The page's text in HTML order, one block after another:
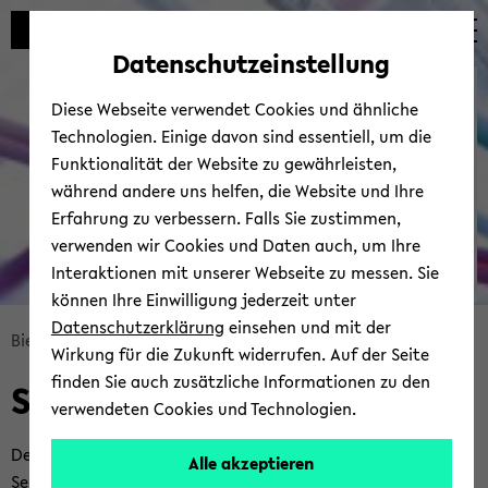
Automatische
vermeiden
skip
main
skip
main
skip
footer
skip
breadcrumb
navigation
to
main
content
Bie­le­fel­der IT-​Servicezentrum Ser­vices
Servicezentrum
© Uni­ver­si­tät Bie­le­feld | BITS
Ser­vices vom BITS
Der um­fang­rei­che Ser­vice­ka­ta­log des Bie­le­fel­der IT-​
Servicezentrums mit allen an­ge­bo­te­nen und er­brach­ten IT-​
Datenschutzeinstellung
Diese Webseite verwendet Cookies und ähnliche
Technologien. Einige davon sind essentiell, um die
Funktionalität der Website zu gewährleisten,
während andere uns helfen, die Website und Ihre
Erfahrung zu verbessern. Falls Sie zustimmen,
verwenden wir Cookies und Daten auch, um Ihre
Interaktionen mit unserer Webseite zu messen. Sie
können Ihre Einwilligung jederzeit unter
Datenschutzerklärung einsehen und mit der
Wirkung für die Zukunft widerrufen. Auf der Seite
finden Sie auch zusätzliche Informationen zu den
verwendeten Cookies und Technologien.
Alle akzeptieren